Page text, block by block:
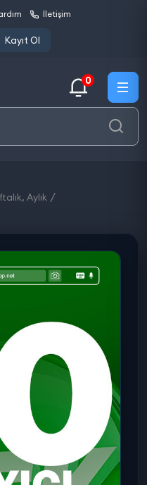
İletişim
Kayıt Ol
0
Aylık